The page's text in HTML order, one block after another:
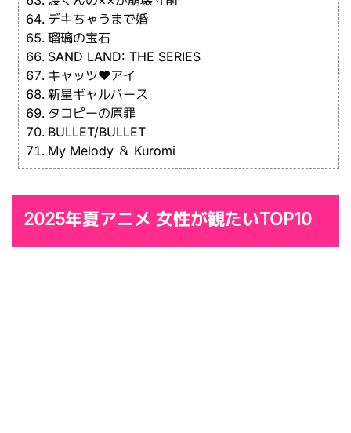
デキちゃうまで婚
瑠璃の宝石
SAND LAND: THE SERIES
キャッツ❤︎アイ
新星ギャルバース
タコピーの原罪
BULLET/BULLET
My Melody ＆ Kuromi
2025年夏アニメ 女性が観たいTOP10